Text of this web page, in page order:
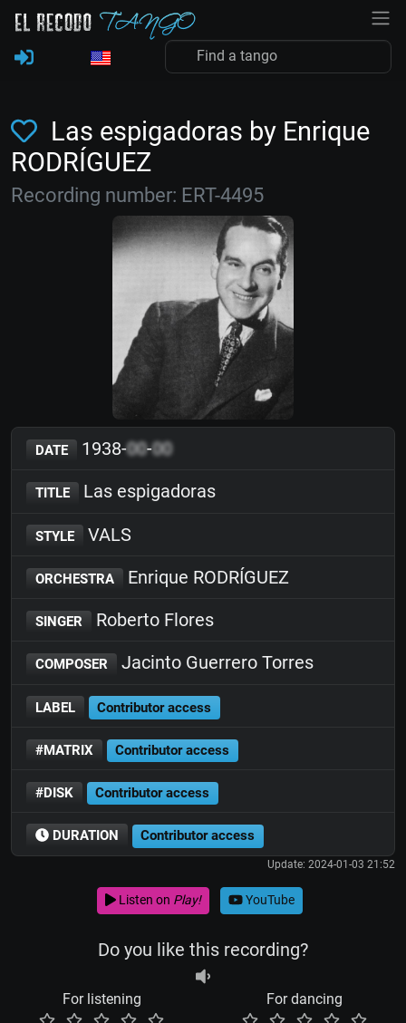
Las espigadoras by Enrique
RODRÍGUEZ
Recording number: ERT-4495
DATE 1938-00-00
TITLE Las espigadoras
STYLE VALS
ORCHESTRA Enrique RODRÍGUEZ
SINGER Roberto Flores
COMPOSER Jacinto Guerrero Torres
LABEL Contributor access
#MATRIX Contributor access
#DISK Contributor access
DURATION Contributor access
Update: 2024-01-03 21:52
Listen on Play! YouTube
Do you like this recording?
For listening For dancing